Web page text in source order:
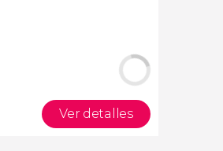
Ver detalles